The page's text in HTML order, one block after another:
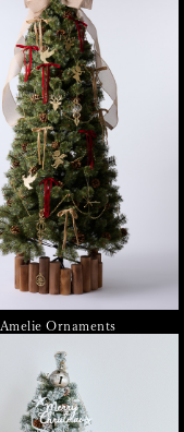
Amelie Ornaments